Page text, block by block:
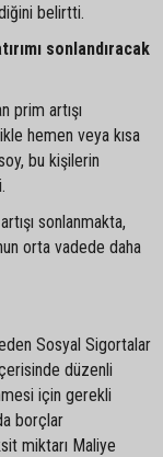
belirtti.
sonlandıracak
prim artışı
hemen veya kısa
bu kişilerin
sonlanmakta,
orta vadede daha
Sosyal Sigortalar
düzenli
için gerekli
borçlar
miktarı Maliye